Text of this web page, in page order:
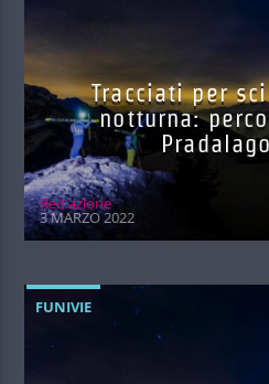
Tracciati per
notturna:
Red.azione
3 MARZO 2022
FUNIVIE